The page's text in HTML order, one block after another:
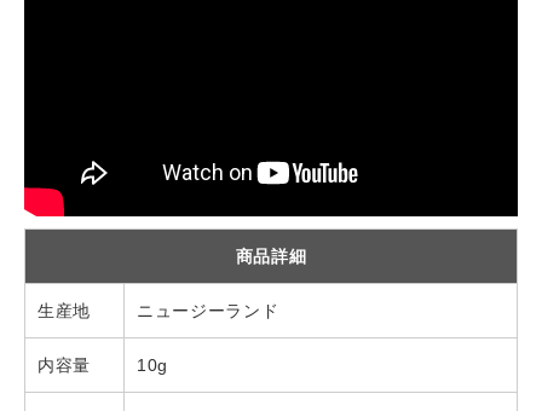
商品詳細
生産地 ニュージーランド
内容量 10g